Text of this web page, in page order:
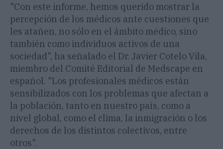
"Con este informe, hemos querido mostrar la
percepción de los médicos ante cuestiones que
les atañen, no sólo en el ámbito médico, sino
también como individuos activos de una
sociedad", ha señalado el Dr. Javier Cotelo Vila,
miembro del Comité Editorial de Medscape en
español. "Los profesionales médicos están
sensibilizados con los problemas que afectan a
la población, tanto en nuestro país, como a
nivel global, como el clima, la inmigración o los
derechos de los distintos colectivos, entre
otros".